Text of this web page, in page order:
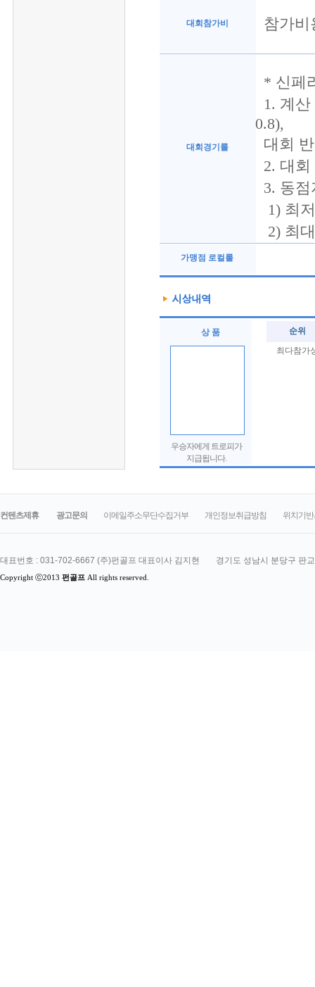
대회참가비 참가비
대회경기룰
* 신페
1. 계
0.8),
대회
2. 대
3. 동
1) 최
2) 최
가맹점 로컬룰
상 품
우승자에게 트로피가
지급됩니다.
순위
최다참가
컨텐츠제휴 광고문의 이메일주소무단수집거부 개인정보취급방침 위치기
대표번호 : 031-702-6667 (주)펀골프 대표이사 김지현 경기도 성남시 분당구 판
Copyright ⓒ2013 펀골프 All rights reserved.